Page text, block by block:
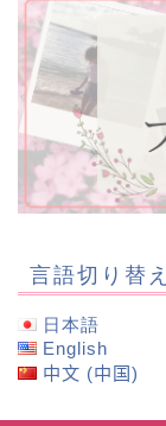
言語切り替え
日本語
English
中文 (中国)